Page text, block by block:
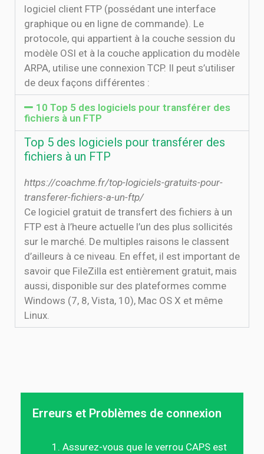
logiciel client FTP (possédant une interface
graphique ou en ligne de commande). Le
protocole, qui appartient à la couche session du
modèle OSI et à la couche application du modèle
ARPA, utilise une connexion TCP. Il peut s’utiliser
de deux façons différentes :
10 Top 5 des logiciels pour transférer des
fichiers à un FTP
Top 5 des logiciels pour transférer des
fichiers à un FTP
https://coachme.fr/top-logiciels-gratuits-pour-
transferer-fichiers-a-un-ftp/
Ce logiciel gratuit de transfert des fichiers à un
FTP est à l’heure actuelle l’un des plus sollicités
sur le marché. De multiples raisons le classent
d’ailleurs à ce niveau. En effet, il est important de
savoir que FileZilla est entièrement gratuit, mais
aussi, disponible sur des plateformes comme
Windows (7, 8, Vista, 10), Mac OS X et même
Linux.
Erreurs et Problèmes de connexion
Assurez-vous que le verrou CAPS est